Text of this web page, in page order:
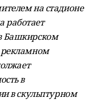
на стадионе
работает
Башкирском
рекламном
в
в скульптурном